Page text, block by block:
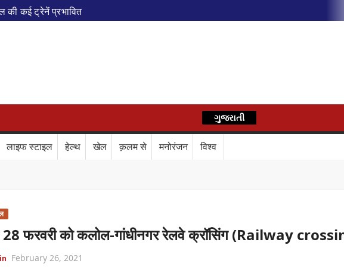
की कई ट्रेनें प्रभावित
ट्रेन
विस्तारित
में बड़ा बदलाव
ऑफ इंडिया’ सम्मान
दिया बड़ा संदेश
Train Route Diversion: अहमदाबाद–दरभंगा स्पेशल ट्रेन का मार्ग बदला
डिजिटल कवच
BPCL Ethanol Case: इथेनॉल आवंटन विवाद पर सरकार का जवाब
हिन्दी
ગુજરાતી
लाइफ स्टाइल हेल्थ खेल क़लम से मनोरंजन विश्व
फरवरी को कलोल-गांधीनगर रेलवे क्रॉसिंग (Railway
February 26, 2021